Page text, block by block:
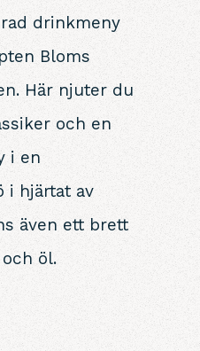
drinkmeny
Bloms
Här njuter du
och en
i en
i hjärtat av
även ett brett
öl.